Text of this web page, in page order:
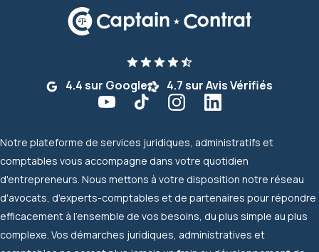
4.4 sur Google 4.7 sur Avis Vérifiés
Notre plateforme de services juridiques, administratifs et
comptables vous accompagne dans votre quotidien
d'entrepreneurs. Nous mettons à votre disposition notre réseau
d'avocats, d'experts-comptables et de partenaires pour répondre
efficacement à l'ensemble de vos besoins, du plus simple au plus
complexe. Vos démarches juridiques, administratives et